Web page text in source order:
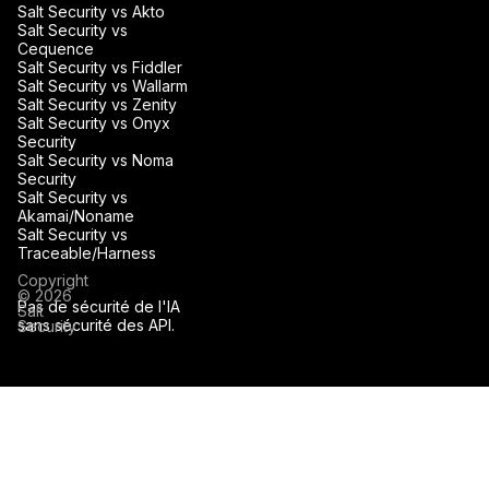
Pas de sécurité de l'IA
sans sécurité des API.
Salt Security vs Akto
Salt Security vs
Cequence
Salt Security vs Fiddler
Salt Security vs Wallarm
Salt Security vs Zenity
Salt Security vs Onyx
Security
Salt Security vs Noma
Security
Salt Security vs
Akamai/Noname
Salt Security vs
Traceable/Harness
Copyright
© 2026
Salt
Security